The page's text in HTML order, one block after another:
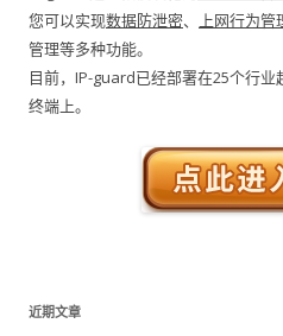
您可以实现数据防泄密、 上网行为管
管理等多种功能。
目前，IP-guard已经部署在25个行业
终端上。
近期文章